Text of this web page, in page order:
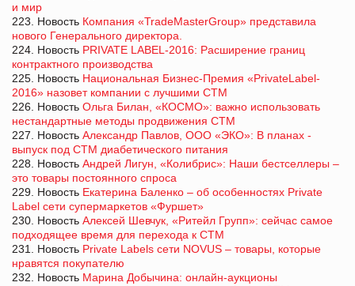
и мир
223. Новость Компания «TradeMasterGroup» представила
нового Генерального директора.
224. Новость PRIVATE LABEL-2016: Расширение границ
контрактного производства
225. Новость Национальная Бизнес-Премия «PrivateLabel-
2016» назовет компании с лучшими СТМ
226. Новость Ольга Билан, «КОСМО»: важно использовать
нестандартные методы продвижения СТМ
227. Новость Александр Павлов, ООО «ЭКО»: В планах -
выпуск под СТМ диабетического питания
228. Новость Андрей Лигун, «Колибрис»: Наши бестселлеры –
это товары постоянного спроса
229. Новость Екатерина Баленко – об особенностях Private
Label сети супермаркетов «Фуршет»
230. Новость Алексей Шевчук, «Ритейл Групп»: сейчас самое
подходящее время для перехода к СТМ
231. Новость Private Labels сети NOVUS – товары, которые
нравятся покупателю
232. Новость Марина Добычина: онлайн-аукционы